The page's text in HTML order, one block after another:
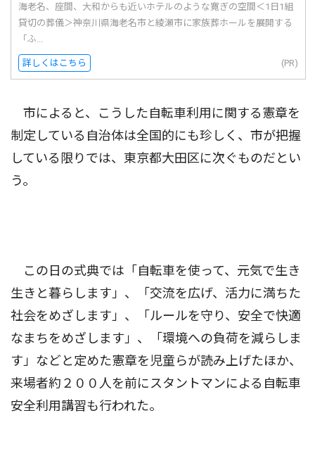
海老名、座間、大和からも近いホテルのような寛ぎの空間＜1日1組
貸切の葬儀＞神奈川県海老名市と綾瀬市に家族葬ホールを展開する
「ふ...
詳しくはこちら (PR)
市によると、こうした自転車利用に関する憲章を
制定している自治体は全国的にも珍しく、市が把握
している限りでは、東京都大田区に次ぐものだとい
う。
この日の式典では「自転車を使って、元気で生き
生きと暮らします」、「交流を広げ、活力に満ちた
社会をめざします」、「ルールを守り、安全で快適
なまちをめざします」、「環境への負荷を減らしま
す」などと定めた憲章を児童らが読み上げたほか、
来場者約２００人を前にスタントマンによる自転車
安全利用講習も行われた。